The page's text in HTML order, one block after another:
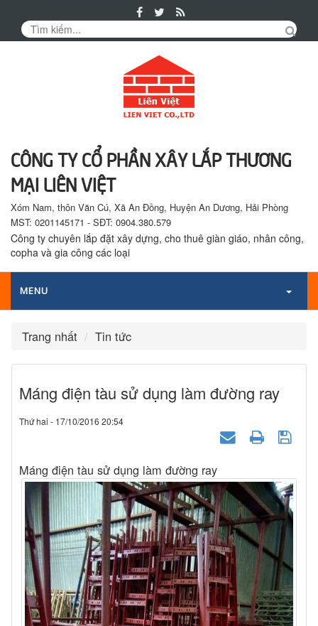
phẩm
CÔNG TY CỔ PHẦN XÂY LẮP THƯƠNG
MẠI LIÊN VIỆT
Xóm Nam, thôn Văn Cú, Xã An Đồng, Huyện An Dương, Hải Phòng
MST: 0201145171 - SĐT: 0904.380.579
Công ty chuyên lắp đặt xây dựng, cho thuê giàn giáo, nhân công,
copha và gia công các loại
MENU
Trang nhất Tin tức
Máng điện tàu sử dụng làm đường ray
Thứ hai - 17/10/2016 20:54
Máng điện tàu sử dụng làm đường ray